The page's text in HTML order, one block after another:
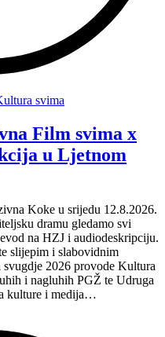
svima
Film svima x
u Ljetnom
Koke u srijedu 12.8.2026.
dramu gledamo svi
na HZJ i audiodeskripciju.
slijepim i slabovidnim
2026 provode Kultura
i nagluhih PGŽ te Udruga
kulture i medija…